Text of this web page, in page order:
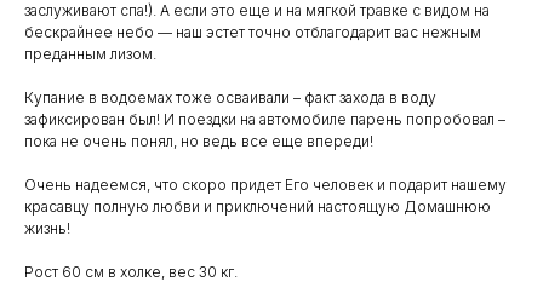
заслуживают спа!). А если это еще и на мягкой травке с видом на
бескрайнее небо — наш эстет точно отблагодарит вас нежным
преданным лизом.
Купание в водоемах тоже осваивали – факт захода в воду
зафиксирован был! И поездки на автомобиле парень попробовал –
пока не очень понял, но ведь все еще впереди!
Очень надеемся, что скоро придет Его человек и подарит нашему
красавцу полную любви и приключений настоящую Домашнюю
жизнь!
Рост 60 см в холке, вес 30 кг.